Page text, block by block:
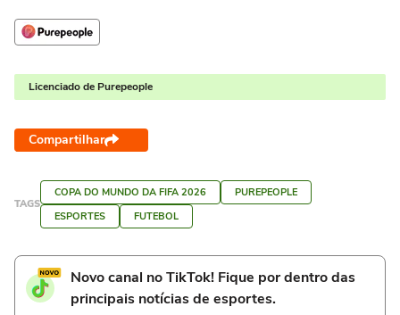
Licenciado de Purepeople
Compartilhar
TAGS
COPA DO MUNDO DA FIFA 2026
PUREPEOPLE
ESPORTES
FUTEBOL
Novo canal no TikTok! Fique por dentro das
principais notícias de esportes.